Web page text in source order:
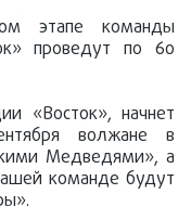
этапе команды
проведут по 60
«Восток», начнет
волжане в
Медведями», а
команде будут